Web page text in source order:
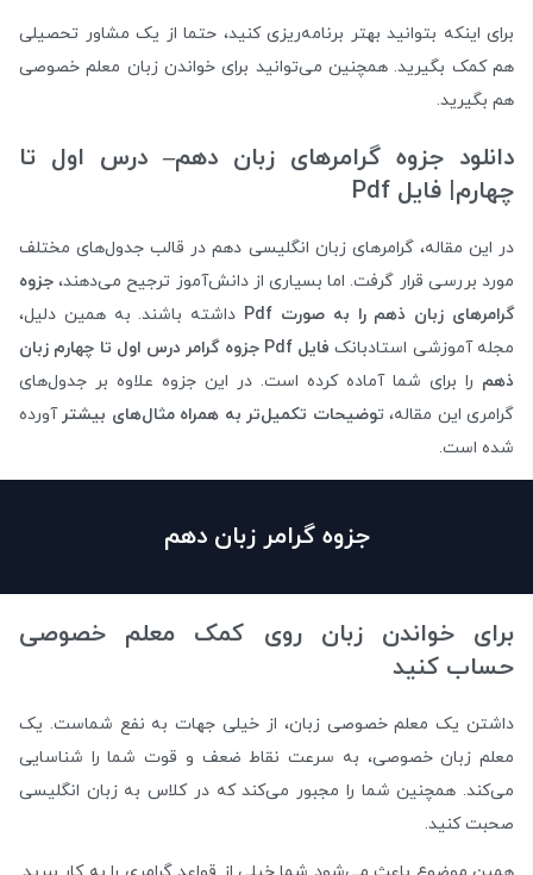
برای اینکه بتوانید بهتر برنامه‌ریزی کنید، حتما از یک مشاور تحصیلی
هم کمک بگیرید. همچنین می‌توانید برای خواندن زبان معلم خصوصی
هم بگیرید.
دانلود جزوه گرامرهای زبان دهم– درس اول تا
چهارم| فایل Pdf
در این مقاله، گرامرهای زبان انگلیسی دهم در قالب جدول‌های مختلف
مورد بررسی قرار گرفت. اما بسیاری از دانش‌آموز ترجیح می‌دهند، جزوه
گرامرهای زبان ذهم را به صورت Pdf
داشته باشند. به همین دلیل،
مجله آموزشی استادبانک
فایل Pdf جزوه گرامر درس اول تا چهارم زبان
ذهم را برای شما آماده کرده است. در این جزوه علاوه بر جدول‌های
گرامری این مقاله، توضیحات تکمیل‌تر به همراه مثال‌های بیشتر آورده
شده است.
جزوه گرامر زبان دهم
برای خواندن زبان روی کمک معلم خصوصی
حساب کنید
داشتن یک معلم خصوصی زبان، از خیلی جهات به نفع شماست. یک
معلم زبان خصوصی، به سرعت نقاط ضعف و قوت شما را شناسایی
می‌کند. همچنین شما را مجبور می‌کند که در کلاس به زبان انگلیسی
صحبت کنید.